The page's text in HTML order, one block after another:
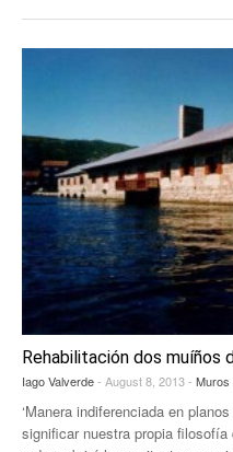
Rehabilitación dos muíños
Iago Valverde- August 8, 2013 - Muros
‘Manera indiferenciada en
significar nuestra propia